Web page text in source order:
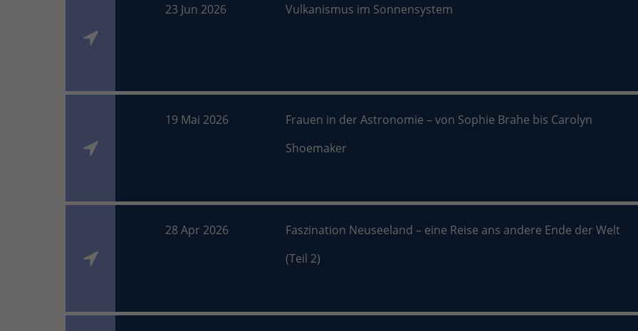
23 Jun 2026 Vulkanismus im Sonnensystem
19 Mai 2026
Frauen in der Astronomie – von Sophie Brahe bis Carolyn
Shoemaker
28 Apr 2026
Faszination Neuseeland – eine Reise ans andere Ende der Welt
(Teil 2)